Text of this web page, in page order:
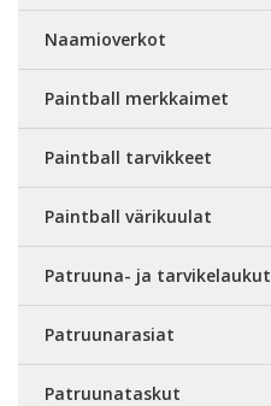
Naamioverkot
Paintball merkkaimet
Paintball tarvikkeet
Paintball värikuulat
Patruuna- ja tarvikelaukut
Patruunarasiat
Patruunataskut